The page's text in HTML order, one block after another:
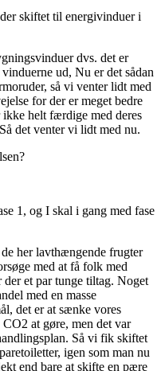
skiftet til energivinduer i
dvs. det er
ud, Nu er det sådan
så vi venter lidt med
for der er meget bedre
helt færdige med deres
det venter vi lidt med nu.
1, og I skal i gang med fase
her lavthængende frugter
med at få folk med
et par tunge tiltag. Noget
med en masse
det er at sænke vores
at gøre, men det var
Så vi fik skiftet
igen som man nu
end bare at skifte en pære